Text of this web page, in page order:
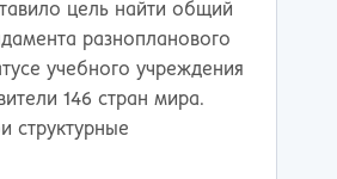
Тверь
Тольятти
Томск
Тула
Тюмень
цель найти общий
разнопланового
учебного учреждения
146 стран мира.
структурные